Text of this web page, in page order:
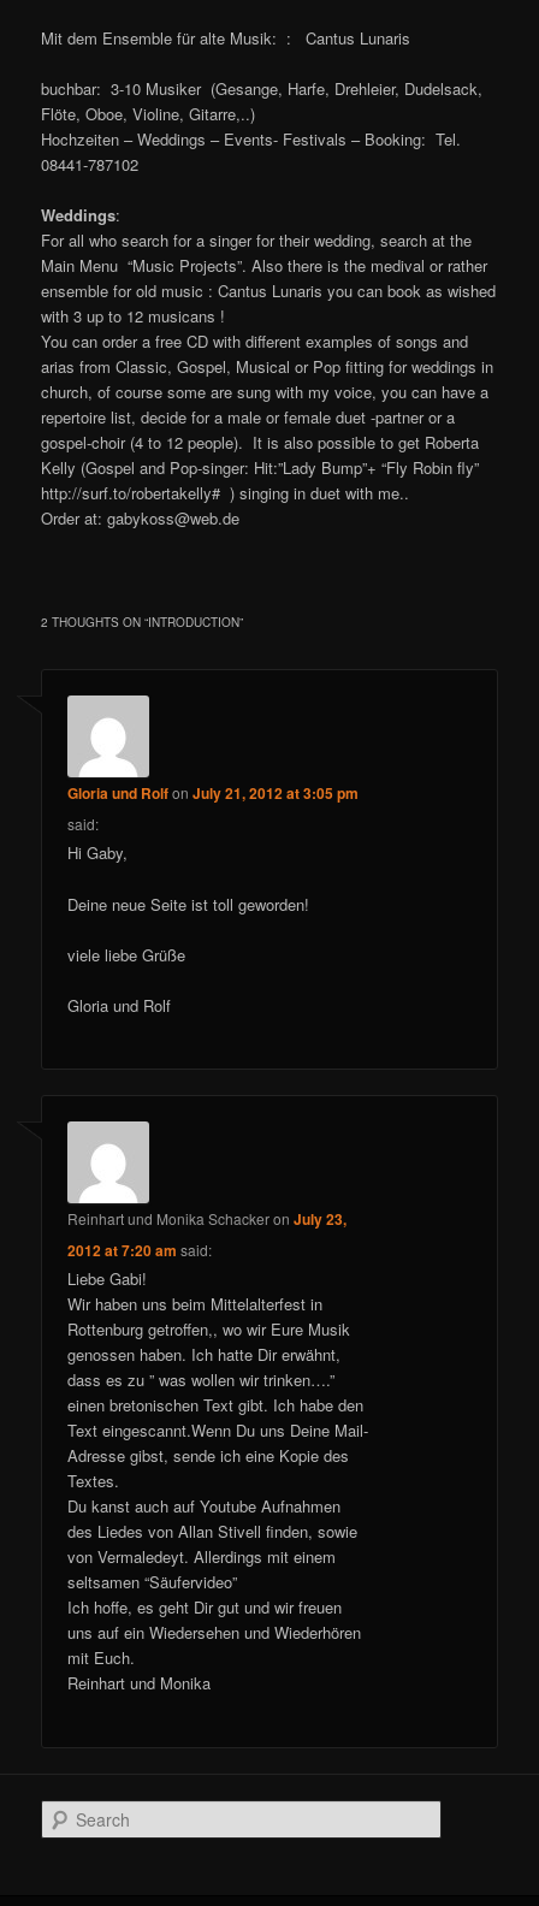
Mit dem Ensemble für alte Musik: : Cantus Lunaris
buchbar: 3-10 Musiker (Gesange, Harfe, Drehleier, Dudelsack,
Flöte, Oboe, Violine, Gitarre,..)
Hochzeiten – Weddings – Events- Festivals – Booking: Tel.
08441-787102
Weddings:
For all who search for a singer for their wedding, search at the
Main Menu “Music Projects”. Also there is the medival or rather
ensemble for old music : Cantus Lunaris you can book as wished
with 3 up to 12 musicans !
You can order a free CD with different examples of songs and
arias from Classic, Gospel, Musical or Pop fitting for weddings in
church, of course some are sung with my voice, you can have a
repertoire list, decide for a male or female duet -partner or a
gospel-choir (4 to 12 people). It is also possible to get Roberta
Kelly (Gospel and Pop-singer: Hit:”Lady Bump”+ “Fly Robin fly”
http://surf.to/robertakelly# ) singing in duet with me..
Order at: gabykoss@web.de
2 THOUGHTS ON “INTRODUCTION”
Gloria und RolfonJuly 21, 2012 at 3:05 pm
said:
Hi Gaby,
Deine neue Seite ist toll geworden!
viele liebe Grüße
Gloria und Rolf
Reinhart und Monika SchackeronJuly 23,
2012 at 7:20 am said:
Liebe Gabi!
Wir haben uns beim Mittelalterfest in
Rottenburg getroffen,, wo wir Eure Musik
genossen haben. Ich hatte Dir erwähnt,
dass es zu ” was wollen wir trinken….”
einen bretonischen Text gibt. Ich habe den
Text eingescannt.Wenn Du uns Deine Mail-
Adresse gibst, sende ich eine Kopie des
Textes.
Du kanst auch auf Youtube Aufnahmen
des Liedes von Allan Stivell finden, sowie
von Vermaledeyt. Allerdings mit einem
seltsamen “Säufervideo”
Ich hoffe, es geht Dir gut und wir freuen
uns auf ein Wiedersehen und Wiederhören
mit Euch.
Reinhart und Monika
Search